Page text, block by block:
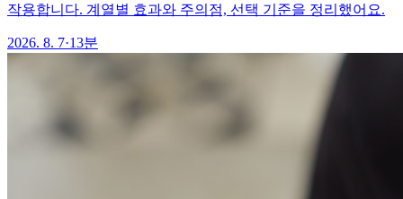
작용합니다. 계열별 효과와 주의점, 선택 기준을 정리했어요.
2026. 8. 7·13분